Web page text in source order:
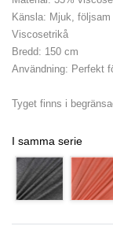
Känsla: Mjuk,
Viscosetrikå
Bredd: 150 cm
Användning: Perfekt
Tyget finns i
I samma serie